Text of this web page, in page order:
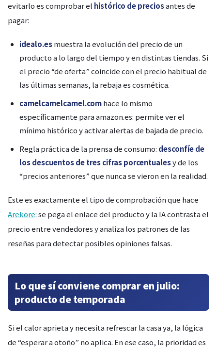
evitarlo es comprobar el histórico de preciosantes de
pagar:
idealo.esmuestra la evolución del precio de un
producto a lo largo del tiempo y en distintas tiendas. Si
el precio “de oferta” coincide con el precio habitual de
las últimas semanas, la rebaja es cosmética.
camelcamelcamel.comhace lo mismo
específicamente para amazon.es: permite ver el
mínimo histórico y activar alertas de bajada de precio.
Regla práctica de la prensa de consumo: desconfíe de
los descuentos de tres cifras porcentualesy de los
“precios anteriores” que nunca se vieron en la realidad.
Este es exactamente el tipo de comprobación que hace
Arekore: se pega el enlace del producto y la IA contrasta el
precio entre vendedores y analiza los patrones de las
reseñas para detectar posibles opiniones falsas.
Lo que sí conviene comprar en julio:
producto de temporada
Si el calor aprieta y necesita refrescar la casa ya, la lógica
de “esperar a otoño” no aplica. En ese caso, la prioridad es